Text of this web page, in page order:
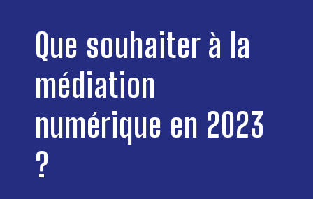
Que souhaiter à la
médiation
numérique en 2023
?